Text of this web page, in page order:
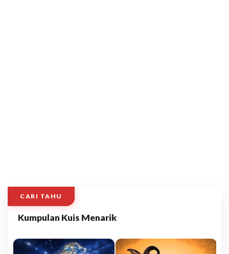
CARI TAHU
Kumpulan Kuis Menarik